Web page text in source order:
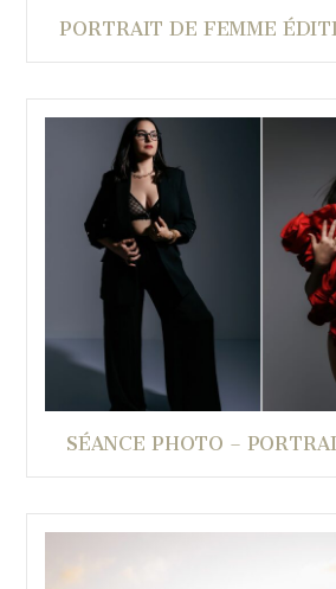
PORTRAIT DE FEMME
SÉANCE PHOTO –